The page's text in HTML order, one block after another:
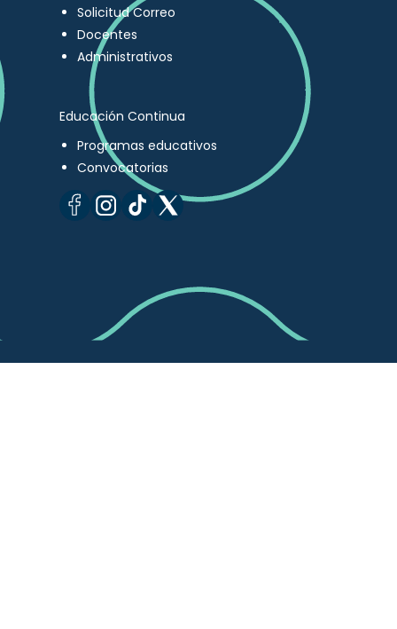
Solicitud Correo
Docentes
Administrativos
Educación Continua
Programas educativos
Convocatorias